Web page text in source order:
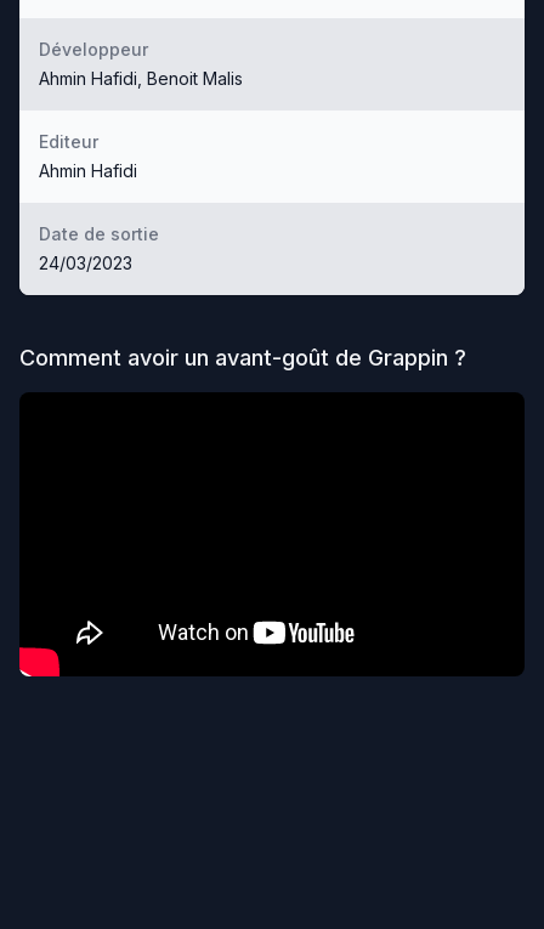
Développeur
Ahmin Hafidi, Benoit Malis
Editeur
Ahmin Hafidi
Date de sortie
24/03/2023
Comment avoir un avant-goût de Grappin ?